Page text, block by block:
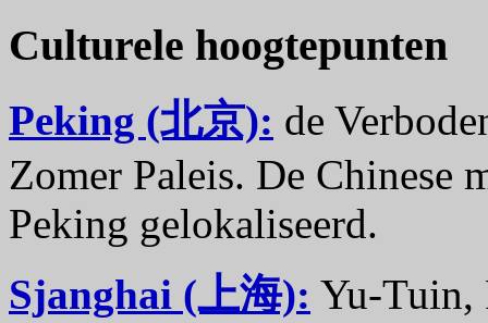
Culturele hoogtepunten
Peking (北京): de
Zomer Paleis. De Chinese
Peking gelokaliseerd.
Sjanghai (上海): Yu-Tuin,